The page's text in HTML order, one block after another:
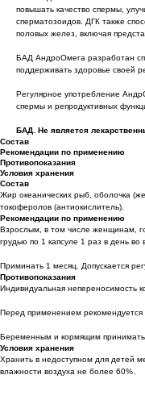
повышать качество спермы,
сперматозоидов. ДГК также
половых желез, включая
БАД АндроОмега разработан
поддерживать здоровье своей
Регулярное употребление
спермы и репродуктивных
БАД. Не является
Состав
Рекомендации по применению
Противопоказания
Условия хранения
Состав
Жир океанических рыб, оболочка
токоферолов (антиокислитель).
Рекомендации по применению
Взрослым, в том числе женщинам,
грудью по 1 капсуле 1 раз в день во
Приминать 1 месяц. Допускается
Противопоказания
Индивидуальная непереносимость
Перед применением рекомендуется
Беременным и кормящим
Условия хранения
Хранить в недоступном для детей
влажности воздуха не более 60%.